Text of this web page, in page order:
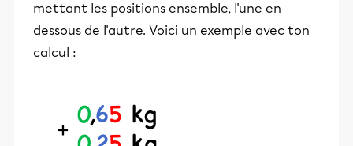
mettant les positions ensemble, l'une en
dessous de l'autre. Voici un exemple avec ton
calcul :